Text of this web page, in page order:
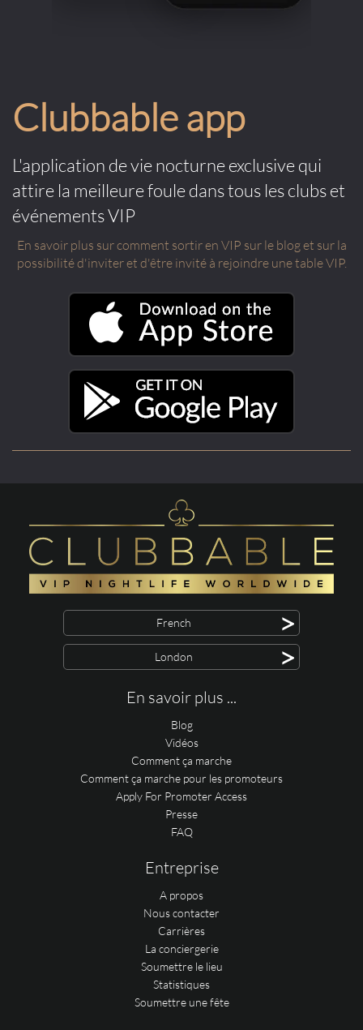
Clubbable app
L'application de vie nocturne exclusive qui
attire la meilleure foule dans tous les clubs et
événements VIP
En savoir plus sur comment sortir en VIP sur le blog et sur la
possibilité d'inviter et d'être invité à rejoindre une table VIP.
French >
London >
En savoir plus ...
Blog
Vidéos
Comment ça marche
Comment ça marche pour les promoteurs
Apply For Promoter Access
Presse
FAQ
Entreprise
A propos
Nous contacter
Carrières
La conciergerie
Soumettre le lieu
Statistiques
Soumettre une fête